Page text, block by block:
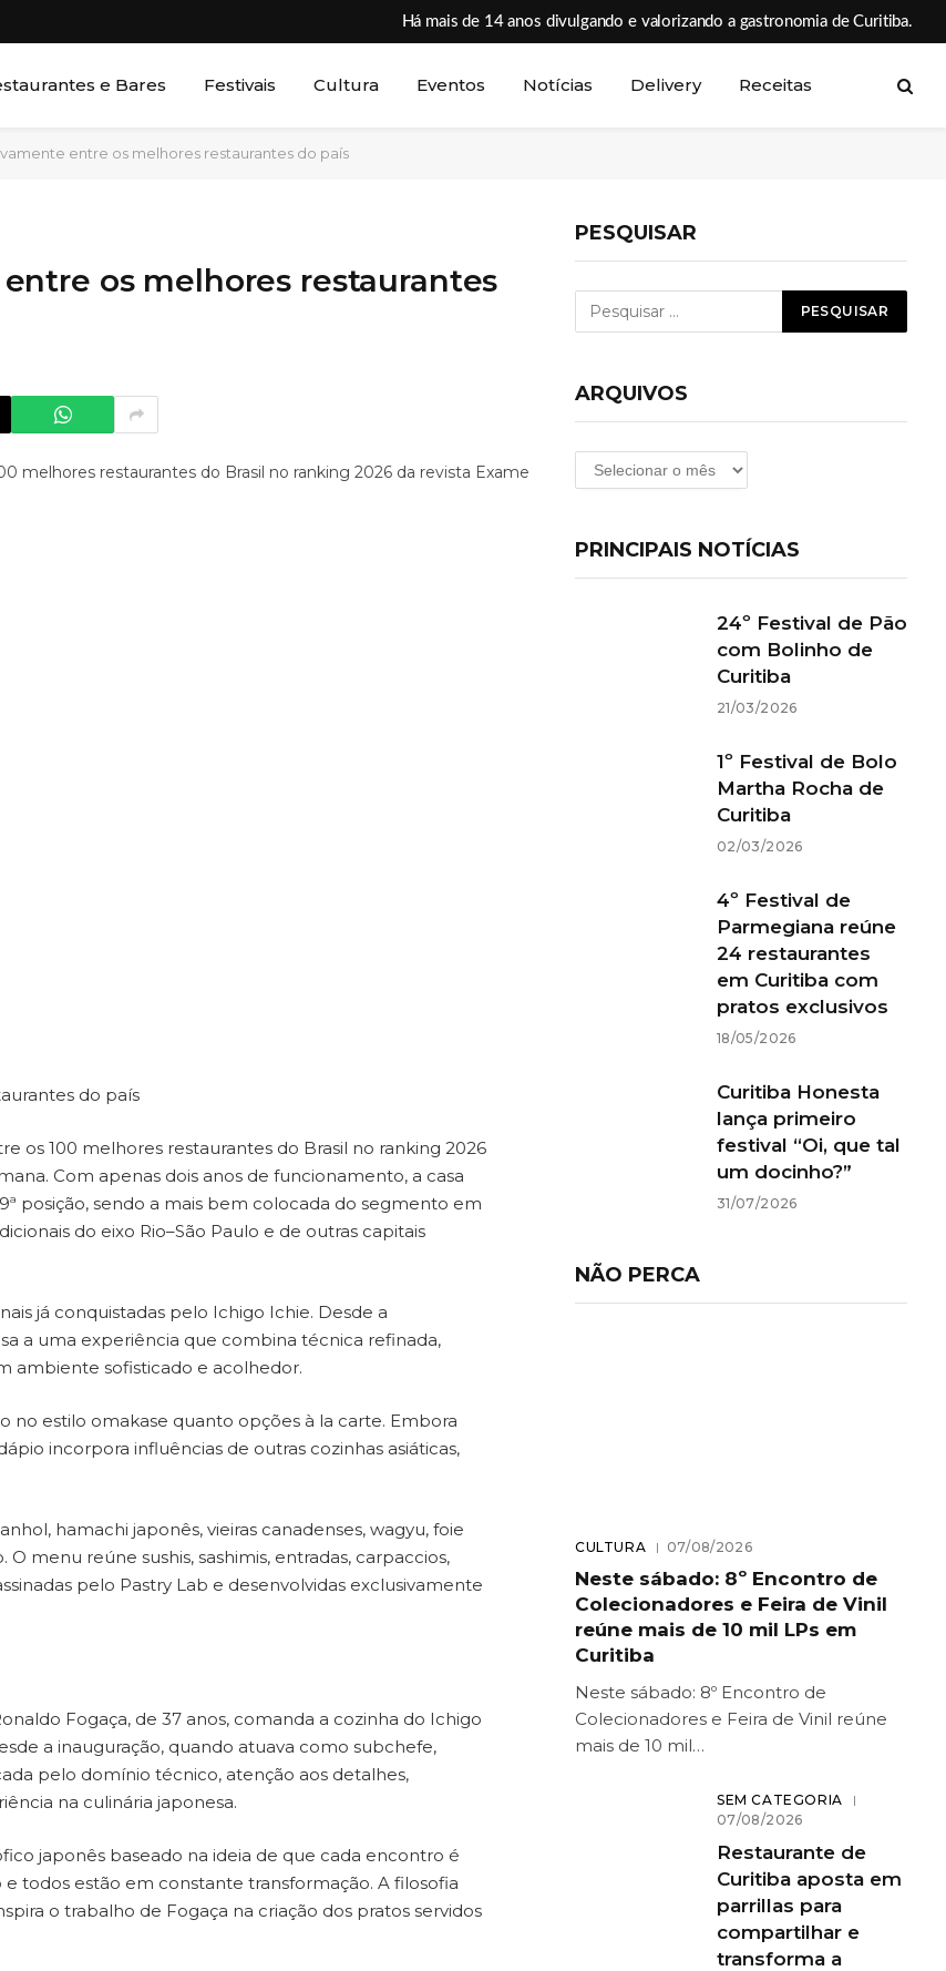
Há mais de 14 anos divulgando e valorizando a gastronomia de Curitiba.
e Bares Festivais Cultura Eventos Notícias Delivery Receitas
entre os melhores restaurantes do país
os melhores restaurantes
do país
os 100 melhores restaurantes do Brasil no ranking 2026
Com apenas dois anos de funcionamento, a casa
posição, sendo a mais bem colocada do segmento em
do eixo Rio–São Paulo e de outras capitais
já conquistadas pelo Ichigo Ichie. Desde a
a uma experiência que combina técnica refinada,
ambiente sofisticado e acolhedor.
estilo omakase quanto opções à la carte. Embora
incorpora influências de outras cozinhas asiáticas,
hamachi japonês, vieiras canadenses, wagyu, foie
menu reúne sushis, sashimis, entradas, carpaccios,
pelo Pastry Lab e desenvolvidas exclusivamente
Fogaça, de 37 anos, comanda a cozinha do Ichigo
a inauguração, quando atuava como subchefe,
pelo domínio técnico, atenção aos detalhes,
na culinária japonesa.
japonês baseado na ideia de que cada encontro é
todos estão em constante transformação. A filosofia
o trabalho de Fogaça na criação dos pratos servidos
PESQUISAR
ARQUIVOS
Arquivos
PRINCIPAIS NOTÍCIAS
24º Festival de Pão
com Bolinho de
Curitiba
21/03/2026
1º Festival de Bolo
Martha Rocha de
Curitiba
02/03/2026
4º Festival de
Parmegiana reúne
24 restaurantes
em Curitiba com
pratos exclusivos
18/05/2026
Curitiba Honesta
lança primeiro
festival “Oi, que tal
um docinho?”
31/07/2026
NÃO PERCA
CULTURA 07/08/2026
Neste sábado: 8º Encontro de
Colecionadores e Feira de Vinil
reúne mais de 10 mil LPs em
Curitiba
Neste sábado: 8º Encontro de
Colecionadores e Feira de Vinil reúne
mais de 10 mil…
SEM CATEGORIA
07/08/2026
Restaurante de
Curitiba aposta em
parrillas para
compartilhar e
transforma a